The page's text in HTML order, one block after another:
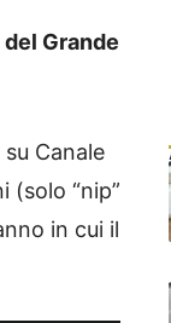
Grande
Canale
(solo “nip”
in cui il